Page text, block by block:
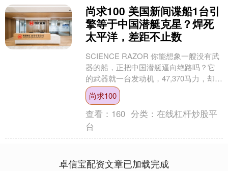
尚求100 美国新间谍船1台引
擎等于中国潜艇克星？焊死
太平洋，差距不止数
SCIENCE RAZOR 你能想象一艘没有武
器的船，正把中国潜艇逼向绝路吗？它
的武器就一台发动机，47,370马力，却能
拖着2公里长的“耳朵”，在西太平洋底
下....
尚求100
查看： 160 分类：在线杠杆炒股平
台
卓信宝配资文章已加载完成